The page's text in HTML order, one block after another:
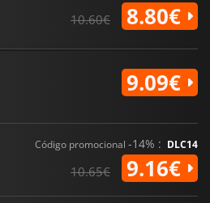
10.60€ 8.80€
9.09€
Código promocional -14% : DLC14
10.65€ 9.16€